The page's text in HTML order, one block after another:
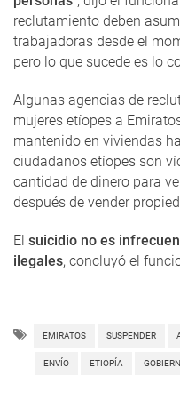
reclutamiento deben
trabajadoras desde el
pero lo que sucede es lo
Algunas agencias de
mujeres etíopes a
mantenido en viviendas
ciudadanos etíopes son
cantidad de dinero para
después de vender
El suicidio no es
ilegales, concluyó el
EMIRATOS SUSPENDER
ENVÍO ETIOPÍA